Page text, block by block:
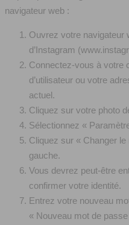
navigateur web :
Ouvrez votre navigateur
d’Instagram
Connectez-vous à votre
d’utilisateur ou votre
actuel.
Cliquez sur votre photo
Sélectionnez «
Cliquez sur « Changer
gauche.
Vous devrez peut-être
confirmer votre identité.
Entrez votre nouveau
« Nouveau mot de passe